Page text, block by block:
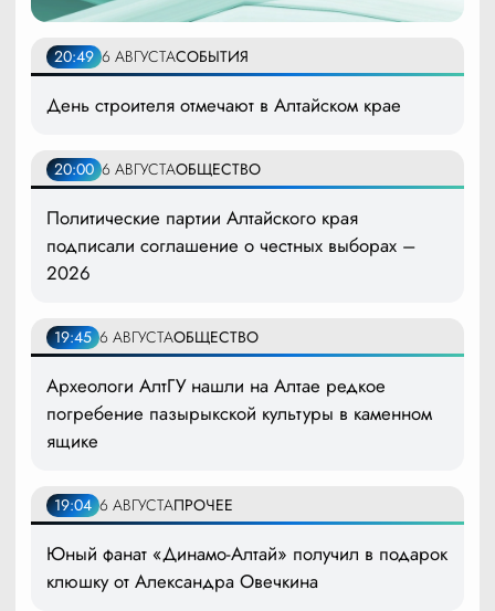
20:49 6 АВГУСТАСОБЫТИЯ
День строителя отмечают в Алтайском крае
20:00 6 АВГУСТАОБЩЕСТВО
Политические партии Алтайского края
подписали соглашение о честных выборах –
2026
19:45 6 АВГУСТАОБЩЕСТВО
Археологи АлтГУ нашли на Алтае редкое
погребение пазырыкской культуры в каменном
ящике
19:04 6 АВГУСТАПРОЧЕЕ
Юный фанат «Динамо-Алтай» получил в подарок
клюшку от Александра Овечкина